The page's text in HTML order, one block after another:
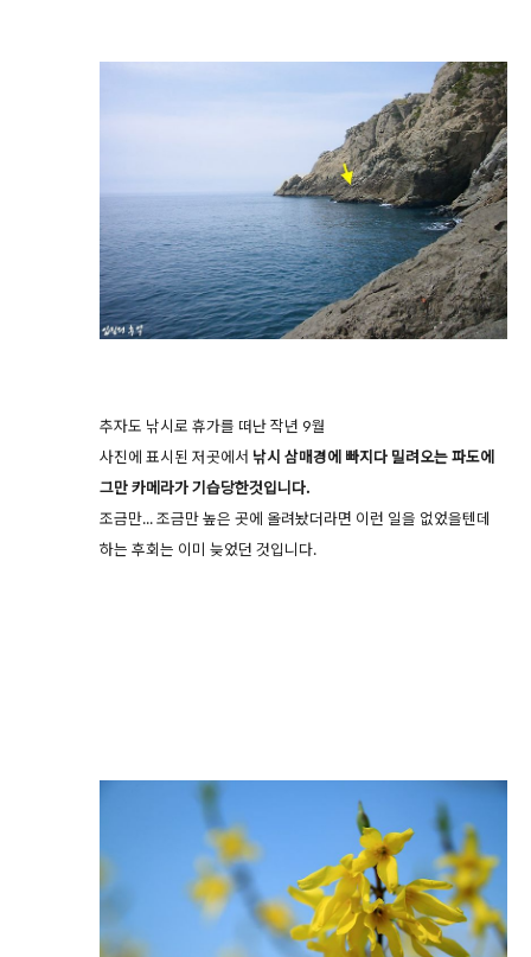
추자도 낚시로 휴가를 떠난 작년 9월
사진에 표시된 저곳에서 낚시 삼매경에 빠지다 밀려오는 파도에
그만 카메라가 기습당한것입니다.
조금만... 조금만 높은 곳에 올려놨더라면 이런 일을 없었을텐데
하는 후회는 이미 늦었던 것입니다.